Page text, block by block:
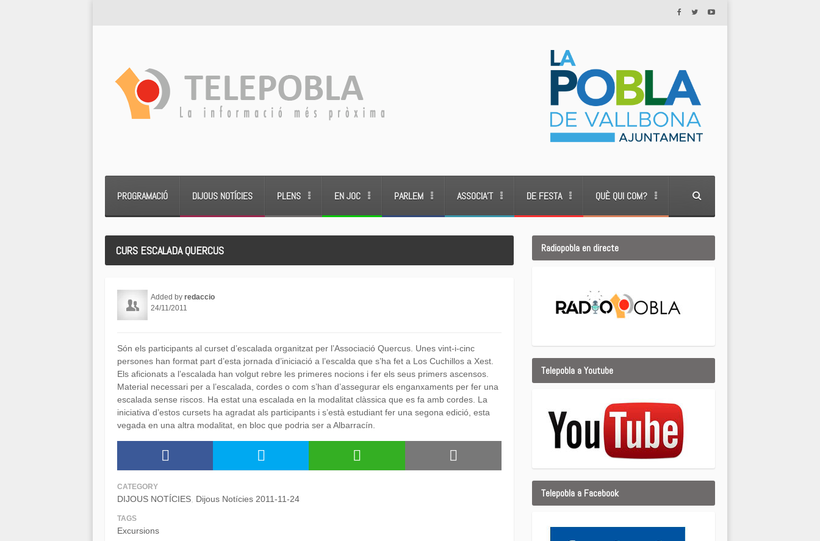
PROGRAMACIÓ DIJOUS NOTÍCIES PLENS EN JOC PARLEM ASSOCIA’T DE FESTA QUÈ QUI COM?
CURS ESCALADA QUERCUS
Added by redaccio
24/11/2011
Són els participants al curset d’escalada organitzat per l’Associació Quercus. Unes vint-i-cinc
persones han format part d’esta jornada d’iniciació a l’escalda que s’ha fet a Los Cuchillos a Xest.
Els aficionats a l’escalada han volgut rebre les primeres nocions i fer els seus primers ascensos.
Material necessari per a l’escalada, cordes o com s’han d’assegurar els enganxaments per fer una
escalada sense riscos. Ha estat una escalada en la modalitat clàssica que es fa amb cordes. La
iniciativa d’estos cursets ha agradat als participants i s’està estudiant fer una segona edició, esta
vegada en una altra modalitat, en bloc que podria ser a Albarracín.
CATEGORY
DIJOUS NOTÍCIES Dijous Notícies 2011-11-24
TAGS
Excursions
Radiopobla en directe
Telepobla a Youtube
Telepobla a Facebook